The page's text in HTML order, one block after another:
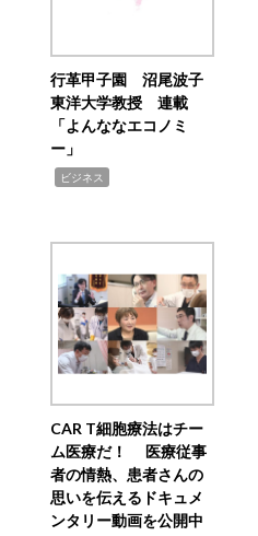
行革甲子園 沼尾波子
東洋大学教授 連載
「よんななエコノミ
ー」
ビジネス
CAR T細胞療法はチー
ム医療だ！ 医療従事
者の情熱、患者さんの
思いを伝えるドキュメ
ンタリー動画を公開中